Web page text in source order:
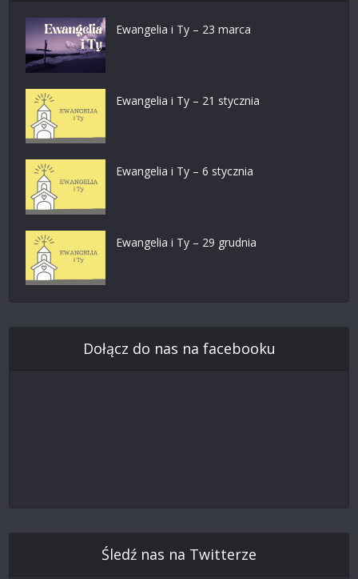
Ewangelia i Ty – 23 marca
Ewangelia i Ty – 21 stycznia
Ewangelia i Ty – 6 stycznia
Ewangelia i Ty – 29 grudnia
Dołącz do nas na facebooku
Śledź nas na Twitterze